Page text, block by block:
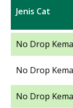
Jenis Cat
No Drop
No Drop
No Drop